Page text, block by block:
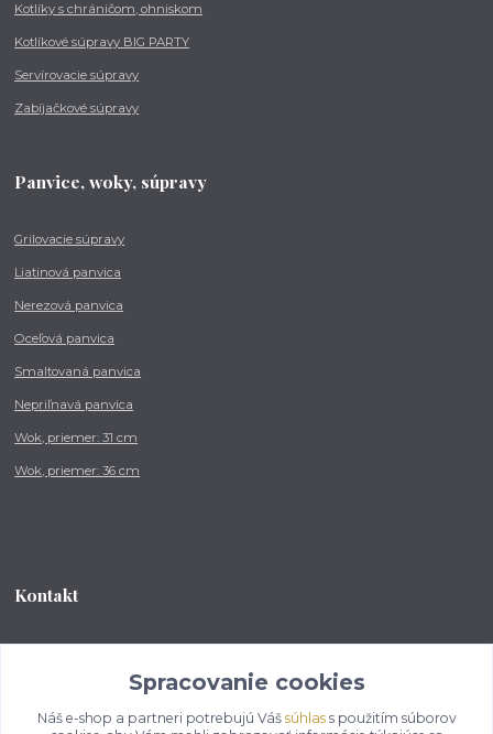
Kotlíky s chráničom, ohniskom
Kotlíkové súpravy BIG PARTY
Servírovacie súpravy
Zabíjačkové súpravy
Panvice, woky, súpravy
Grilovacie súpravy
Liatinová panvica
Nerezová panvica
Oceľová panvica
Smaltovaná panvica
Nepriľnavá panvica
Wok, priemer: 31 cm
Wok, priemer: 36 cm
Kontakt
od 8:00 - do 16:00 hod
info@kotlikovesupravy.sk
Spracovanie cookies
Náš e-shop a partneri potrebujú Váš súhlass použitím súborov